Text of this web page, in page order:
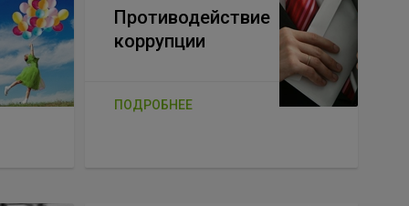
Противодействие
коррупции
ПОДРОБНЕЕ